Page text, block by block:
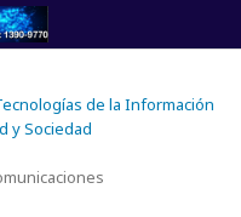
de la Información
y Sociedad